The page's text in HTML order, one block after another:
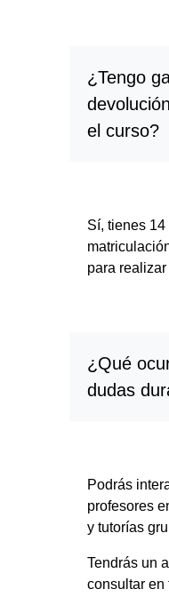
¿Tengo
el curso?
Sí, tienes
para
¿Qué
dudas
Podrás
profesores
y tutorías
Tendrás un
consultar en